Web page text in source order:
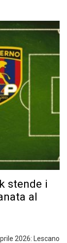
stende i
al
2026: Lescano